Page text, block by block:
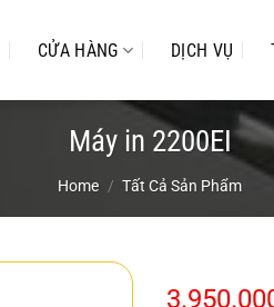
CỬA HÀNG DỊCH VỤ
Máy in 2200EI
Home / Tất Cả Sản Phẩm